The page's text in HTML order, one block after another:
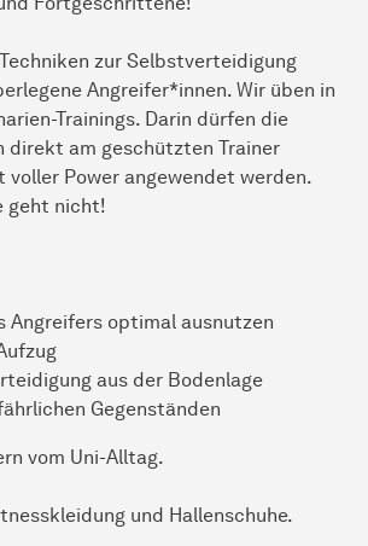
zur Selbstverteidigung
Angreifer*innen. Wir üben in
Trainings. Darin dürfen die
direkt am geschützten Trainer
Power angewendet werden.
geht nicht!
Angreifers optimal ausnutzen
aus der Bodenlage
Gegenständen
vom Uni-Alltag.
und Hallenschuhe.